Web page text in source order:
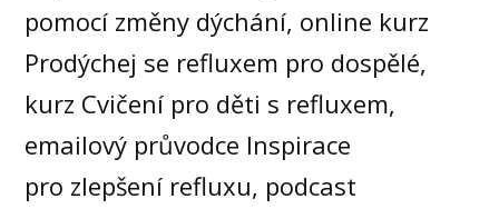
pomocí změny dýchání, online kurz
Prodýchej se refluxem pro dospělé,
kurz Cvičení pro děti s refluxem,
emailový průvodce Inspirace
pro zlepšení refluxu, podcast